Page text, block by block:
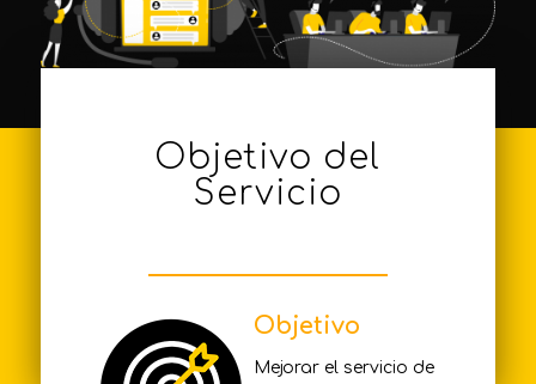
Objetivo del
Servicio
Objetivo
Mejorar el servicio de